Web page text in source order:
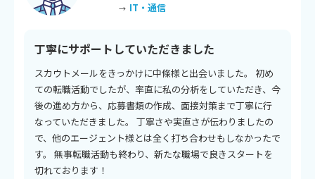
→ IT・通信
丁寧にサポートしていただきました
スカウトメールをきっかけに中條様と出会いました。 初め
ての転職活動でしたが、率直に私の分析をしていただき、今
後の進め方から、応募書類の作成、面接対策まで丁寧に行
なっていただきました。 丁寧さや実直さが伝わりましたの
で、他のエージェント様とは全く打ち合わせもしなかったで
す。 無事転職活動も終わり、新たな職場で良きスタートを
切れております！